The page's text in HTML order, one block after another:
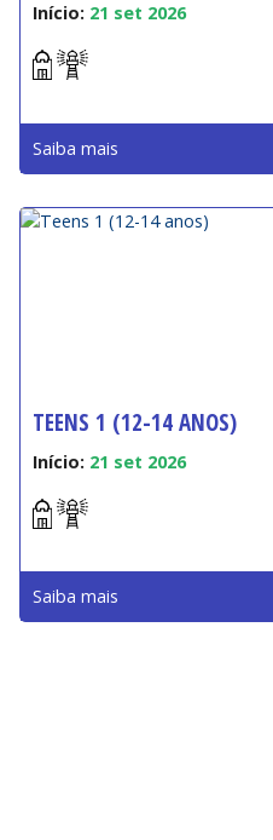
Início: 21 set 2026
Saiba mais
TEENS 1 (12-14 ANOS)
Início: 21 set 2026
Saiba mais